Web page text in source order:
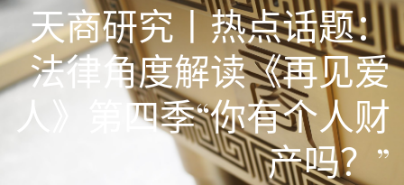
天商研究丨热点话题：
法律角度解读《再见爱
人》第四季“你有个人财
产吗？”